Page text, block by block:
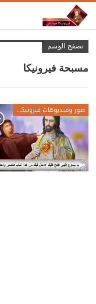
تصفح الوسم
مسبحة فيرونيكا
صور وفيديوهات فيرونيكا جولياني